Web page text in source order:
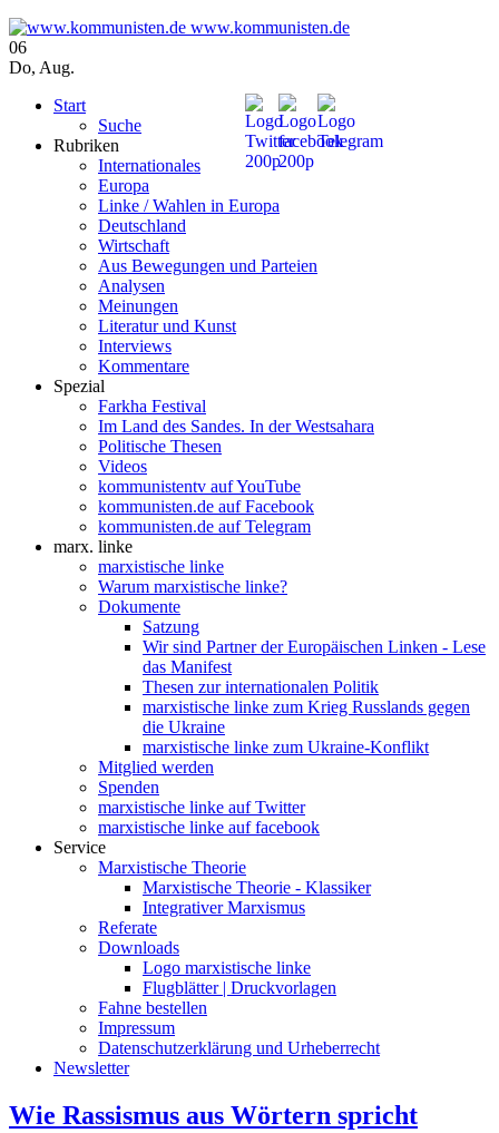
www.kommunisten.de
06
Do, Aug.
Start
Suche
Rubriken
Internationales
Europa
Linke / Wahlen in Europa
Deutschland
Wirtschaft
Aus Bewegungen und Parteien
Analysen
Meinungen
Literatur und Kunst
Interviews
Kommentare
Spezial
Farkha Festival
Im Land des Sandes. In der Westsahara
Politische Thesen
Videos
kommunistentv auf YouTube
kommunisten.de auf Facebook
kommunisten.de auf Telegram
marx. linke
marxistische linke
Warum marxistische linke?
Dokumente
Satzung
Wir sind Partner der Europäischen Linken - Lese
das Manifest
Thesen zur internationalen Politik
marxistische linke zum Krieg Russlands gegen
die Ukraine
marxistische linke zum Ukraine-Konflikt
Mitglied werden
Spenden
marxistische linke auf Twitter
marxistische linke auf facebook
Service
Marxistische Theorie
Marxistische Theorie - Klassiker
Integrativer Marxismus
Referate
Downloads
Logo marxistische linke
Flugblätter | Druckvorlagen
Fahne bestellen
Impressum
Datenschutzerklärung und Urheberrecht
Newsletter
Wie Rassismus aus Wörtern spricht